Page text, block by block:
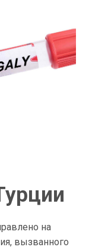
на
вызванного